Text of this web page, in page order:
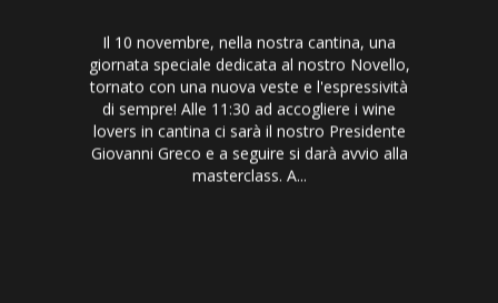
Il 10 novembre, nella nostra cantina, una
giornata speciale dedicata al nostro Novello,
tornato con una nuova veste e l'espressività
di sempre! Alle 11:30 ad accogliere i wine
lovers in cantina ci sarà il nostro Presidente
Giovanni Greco e a seguire si darà avvio alla
masterclass. A...